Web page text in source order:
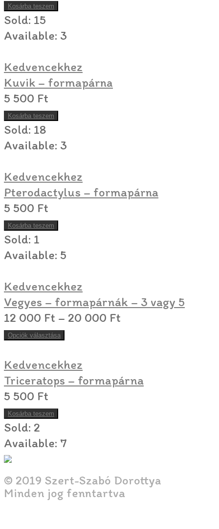
Kosárba teszem
Sold: 15
Available: 3
Kedvencekhez
Kuvik – formapárna
5 500 Ft
Kosárba teszem
Sold: 18
Available: 3
Kedvencekhez
Pterodactylus – formapárna
5 500 Ft
Kosárba teszem
Sold: 1
Available: 5
Kedvencekhez
Vegyes – formapárnák – 3 vagy 5
12 000 Ft – 20 000 Ft
Opciók választása
Kedvencekhez
Triceratops – formapárna
5 500 Ft
Kosárba teszem
Sold: 2
Available: 7
© 2019 Szert-Szabó Dorottya
Minden jog fenntartva